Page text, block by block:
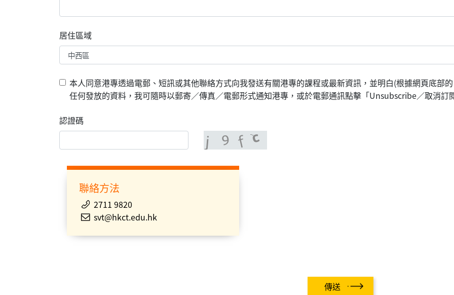
居住區域
本人同意港專透過電郵、短訊或其他聯絡方式向我發送有關港專的課程或最新資訊，並明白(根據網頁底部
任何發放的資料，我可隨時以郵寄／傳真／電郵形式通知港專，或於電郵通訊點擊「Unsubscribe／取消訂
認證碼
聯絡方法
2711 9820
svt@hkct.edu.hk
傳送